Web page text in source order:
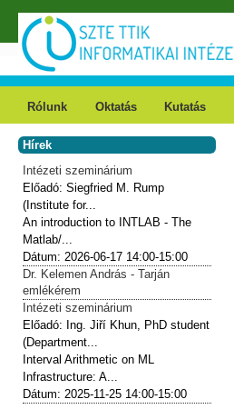
Ugrás a tartalomra
Rólunk Oktatás Kutatás
Hírek
Intézeti szeminárium
Előadó:Siegfried M. Rump
(Institute for...
An introduction to INTLAB - The
Matlab/...
Dátum: 2026-06-17 14:00-15:00
Dr. Kelemen András - Tarján
emlékérem
Intézeti szeminárium
Előadó: Ing. Jiří Khun, PhD student
(Department...
Interval Arithmetic on ML
Infrastructure: A...
Dátum: 2025-11-25 14:00-15:00